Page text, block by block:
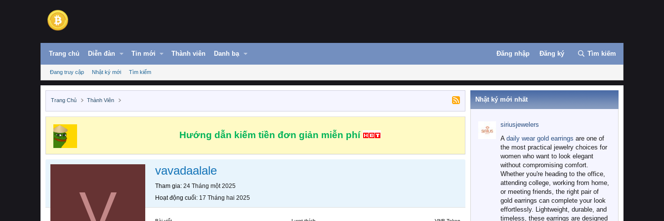
Trang chủ Diễn đàn Tin mới Thành viên Danh bạ Đăng nhập Đăng ký Tìm kiếm
Đang truy cập Nhật ký mới Tìm kiếm
Trang Chủ Thành Viên
Hướng dẫn kiếm tiền đơn giản miễn phí
vavadaalale
Tham gia 24 Tháng một 2025
Hoạt động cuối 17 Tháng hai 2025
Nhật ký mới nhất
siriusjewelers
A daily wear gold earrings are one of
the most practical jewelry choices for
women who want to look elegant
without compromising comfort.
Whether you're heading to the office,
attending college, working from home,
or meeting friends, the right pair of
gold earrings can complete your look
effortlessly. Lightweight, durable, and
timeless, these earrings are designed